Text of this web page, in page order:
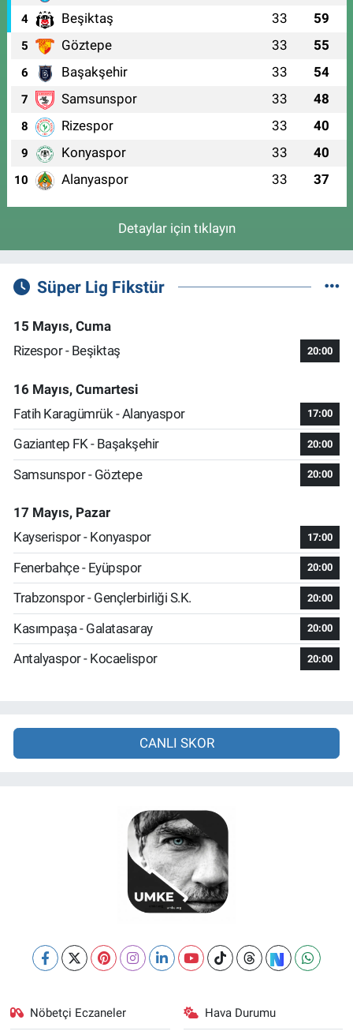
4 Beşiktaş 33 59
5 Göztepe 33 55
6 Başakşehir 33 54
7 Samsunspor 33 48
8 Rizespor 33 40
9 Konyaspor 33 40
10 Alanyaspor 33 37
Detaylar için tıklayın
Süper Lig Fikstür
15 Mayıs, Cuma
Rizespor - Beşiktaş
20:00
16 Mayıs, Cumartesi
Fatih Karagümrük - Alanyaspor
17:00
Gaziantep FK - Başakşehir 20:00
Samsunspor - Göztepe 20:00
17 Mayıs, Pazar
Kayserispor - Konyaspor
17:00
Fenerbahçe - Eyüpspor 20:00
Trabzonspor - Gençlerbirliği S.K. 20:00
Kasımpaşa - Galatasaray 20:00
Antalyaspor - Kocaelispor 20:00
CANLI SKOR
Nöbetçi Eczaneler Hava Durumu